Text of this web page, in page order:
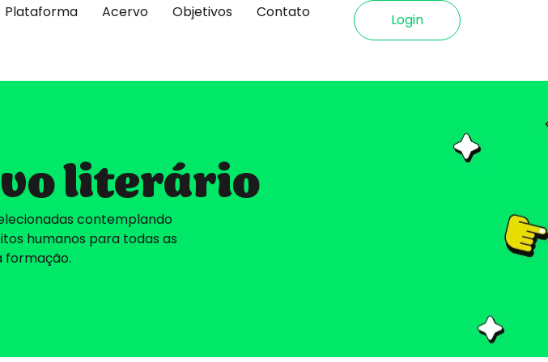
Plataforma Acervo Objetivos Contato Login
literário
contemplando
humanos para todas as
formação.